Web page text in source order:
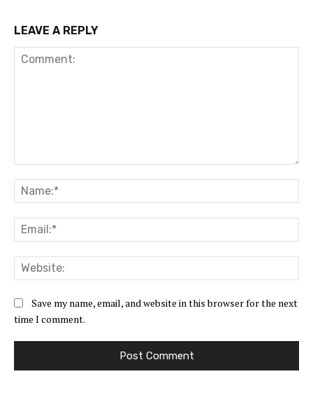
LEAVE A REPLY
Save my name, email, and website in this browser for the next
time I comment.